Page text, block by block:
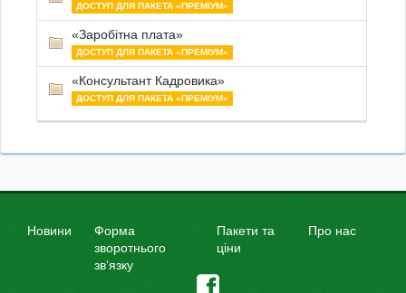
ДОСТУП ДЛЯ ПАКЕТА «ПРЕМІУМ»
«Заробітна плата»
ДОСТУП ДЛЯ ПАКЕТА «ПРЕМІУМ»
«Консультант Кадровика»
ДОСТУП ДЛЯ ПАКЕТА «ПРЕМІУМ»
Новини
Форма
зворотнього
зв’язку
Пакети та
ціни
Про нас